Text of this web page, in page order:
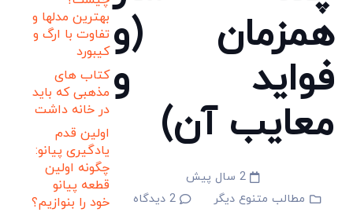
همزمان (و
فواید و
معایب آن)
2 سال پیش
مطالب متنوع دیگر
2 دیدگاه
بهترین مدلها و
تفاوت با ارگ و
کیبورد
کتاب های
مذهبی که باید
در خانه داشت
اولین قدم
یادگیری پیانو:
چگونه اولین
قطعه پیانو
خود را بنوازیم؟